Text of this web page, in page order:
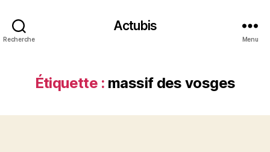
Recherche
Actubis
Menu
Étiquette : massif des vosges